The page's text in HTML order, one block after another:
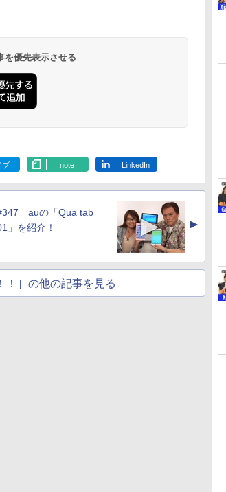
を優先表示させる
ブ note LinkedIn
auの「Qua tab
」を紹介！
▲
！］の他の記事を見る